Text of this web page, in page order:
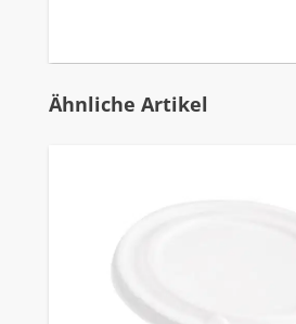
Produktgalerie überspringen
Ähnliche Artikel